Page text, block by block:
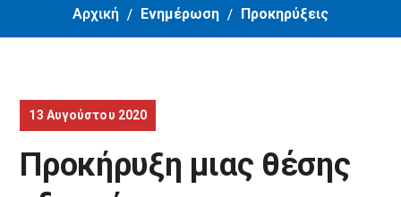
Αρχική Ενημέρωση Προκηρύξεις
13 Αυγούστου 2020
Προκήρυξη μιας θέσης